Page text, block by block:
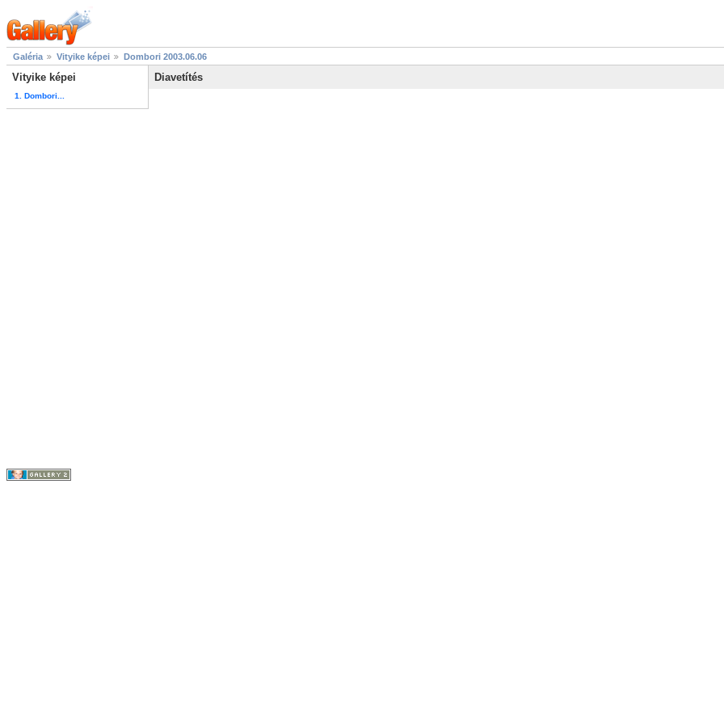
Galéria Vityike képei Dombori 2003.06.06
Vityike képei
1. Dombori...
Diavetítés